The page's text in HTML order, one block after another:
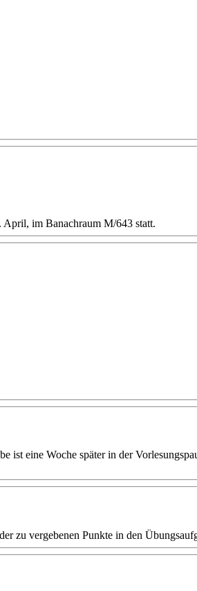
April, im Banachraum M/643 statt.
ist eine Woche später in der
zu vergebenen Punkte in den